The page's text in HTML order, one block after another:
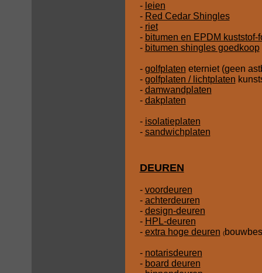
- leien
- Red Cedar Shingles
- riet
- bitumen en EPDM kuststof-
- bitumen shingles goedkoop
- golfplaten eterniet (geen
- golfplaten / lichtplaten
- damwandplaten
- dakplaten
- isolatieplaten
- sandwichplaten
DEUREN
- voordeuren
- achterdeuren
- design-deuren
- HPL-deuren
- extra hoge deuren (
- notarisdeuren
- board deuren